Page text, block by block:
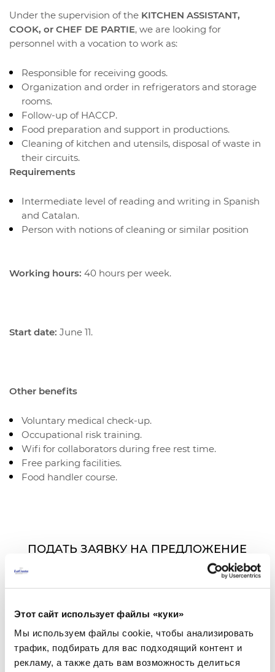
Этот сайт использует файлы «куки»
Мы используем файлы cookie, чтобы анализировать
трафик, подбирать для вас подходящий контент и
рекламу, а также дать вам возможность делиться
Under the supervision of the KITCHEN ASSISTANT,
COOK, or CHEF DE PARTIE, we are looking for
personnel with a vocation to work as:
Responsible for receiving goods.
Organization and order in refrigerators and storage
rooms.
Follow-up of HACCP.
Food preparation and support in productions.
Cleaning of kitchen and utensils, disposal of waste in
their circuits.
Requirements
Intermediate level of reading and writing in Spanish
and Catalan.
Person with notions of cleaning or similar position
Working hours: 40 hours per week.
Start date: June 11.
Other benefits
Voluntary medical check-up.
Occupational risk training.
Wifi for collaborators during free rest time.
Free parking facilities.
Food handler course.
ПОДАТЬ ЗАЯВКУ НА ПРЕДЛОЖЕНИЕ
Хотите работать с нами этим летом или весь
сезон? La Costa Beach & Golf Resort ищет студентов
опыт работы или вы хотите научиться
гостиничному делу, отправьте нам свое резюме.
La Costa Beach & Golf Resort заключает соглашения
и предлагает программы стажировки для